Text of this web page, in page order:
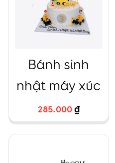
Bánh sinh
nhật máy xúc
285.000₫